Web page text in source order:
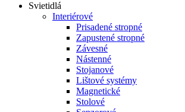
Svietidlá
Interiérové
Prisadené stropné
Zapustené stropné
Závesné
Nástenné
Stojanové
Lištové systémy
Magnetické
Stolové